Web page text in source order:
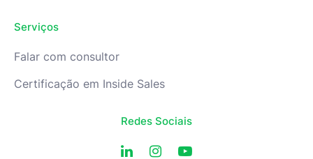
Serviços
Falar com consultor
Certificação em Inside Sales
Redes Sociais